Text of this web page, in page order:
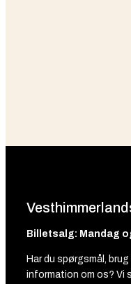
Billetsalg: Mandag
Har du spørgsmål,
information om os? Vi